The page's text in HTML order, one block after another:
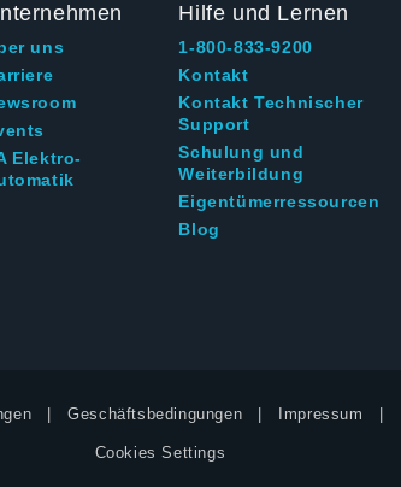
uns
Elektro-
Hilfe und Lernen
1-800-833-9200
Kontakt
Kontakt Technischer
Support
Schulung und
Weiterbildung
Eigentümerressourcen
Blog
Geschäftsbedingungen Impressum
Cookies Settings